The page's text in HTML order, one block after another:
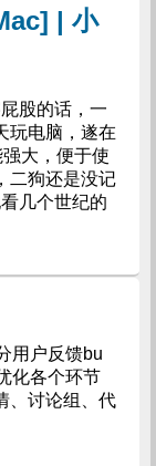
| 小
股的话，一
玩电脑，遂在
大，便于使
二狗还是没记
几个世纪的
用户反馈bu
化各个环节
、讨论组、代